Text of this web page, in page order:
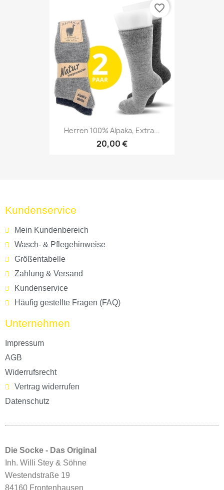
Herren 100% Alpaka, Extra...
20,00 €
favorite_border
Kundenservice
Mein Kundenbereich
Wasch- & Pflegehinweise
Größentabelle
Zahlung & Versand
Kundenservice
Häufig gestellte Fragen (FAQ)
Unternehmen
Impressum
AGB
Widerrufsrecht
Vertrag widerrufen
Datenschutz
Die Socke - Das Original
Inh. Willi Stey & Söhne
Westendstraße 19
84160 Frontenhausen